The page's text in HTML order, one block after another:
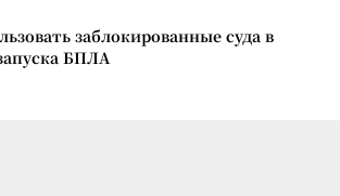
заблокированные суда в
БПЛА